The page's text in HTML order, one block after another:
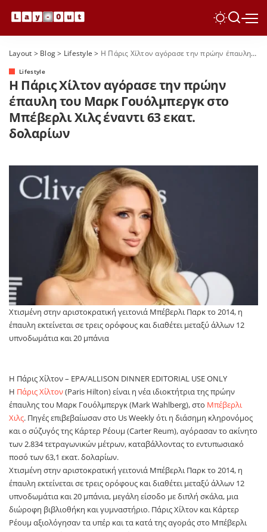
Layout > Blog> Lifestyle > Η Πάρις Χίλτον αγόρασε την πρώην έπαυλη του Μαρκ Γουόλμπεργκ στο Μπέβερλι Χιλς έναντι 63 εκατ. δολαρίων
Lifestyle
Η Πάρις Χίλτον αγόρασε την πρώην
έπαυλη του Μαρκ Γουόλμπεργκ στο
Μπέβερλι Χιλς έναντι 63 εκατ.
δολαρίων
Χτισμένη στην αριστοκρατική γειτονιά Μπέβερλι Παρκ το 2014, η
έπαυλη εκτείνεται σε τρεις ορόφους και διαθέτει μεταξύ άλλων 12
υπνοδωμάτια και 20 μπάνια
Η Πάρις Χίλτον – EPA/ALLISON DINNER EDITORIAL USE ONLY
H Πάρις Χίλτον(Paris Hilton) είναι η νέα ιδιοκτήτρια της πρώην
έπαυλης του Μαρκ Γουόλμπεργκ (Mark Wahlberg), στο Μπέβερλι
Χιλς. Πηγές επιβεβαίωσαν στο Us Weekly ότι η διάσημη κληρονόμος
και ο σύζυγός της Κάρτερ Ρέουμ (Carter Reum), αγόρασαν το ακίνητο
των 2.834 τετραγωνικών μέτρων, καταβάλλοντας το εντυπωσιακό
ποσό των 63,1 εκατ. δολαρίων.
Χτισμένη στην αριστοκρατική γειτονιά Μπέβερλι Παρκ το 2014, η
έπαυλη εκτείνεται σε τρεις ορόφους και διαθέτει μεταξύ άλλων 12
υπνοδωμάτια και 20 μπάνια, μεγάλη είσοδο με διπλή σκάλα, μια
διώροφη βιβλιοθήκη και γυμναστήριο. Πάρις Χίλτον και Κάρτερ
Ρέουμ αξιολόγησαν τα υπέρ και τα κατά της αγοράς στο Μπέβερλι